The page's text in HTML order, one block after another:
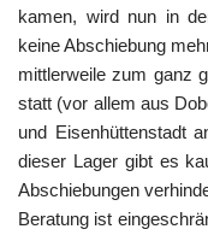
kamen, wird nun in
keine Abschiebung
mittlerweile zum ganz
statt (vor allem aus
und Eisenhüttenstadt
dieser Lager gibt es
Abschiebungen
Beratung ist